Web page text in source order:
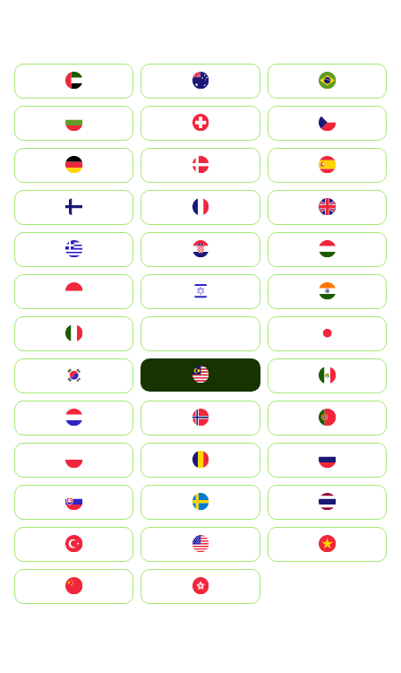
الإمارات العربية المتحدة
Switzerland
Deutschland
United Kingdom
Magyarország
South Korea
United States
中國香港特別行政區